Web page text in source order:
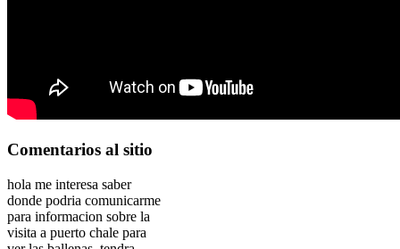
Comentarios al sitio
hola me interesa saber
donde podria comunicarme
para informacion sobre la
visita a puerto chale para